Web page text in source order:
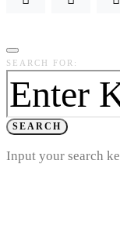
SEARCH FOR:
SEARCH
Input your search